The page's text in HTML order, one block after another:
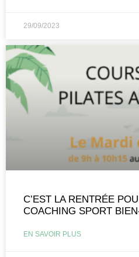
29/09/2023
C’EST LA RENTRÉE
COACHING SPORT
EN SAVOIR PLUS